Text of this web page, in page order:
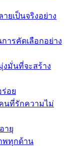
ยเป็นจริงอย่าง
ารคัดเลือกอย่าง
มุ่งมั่นที่จะสร้าง
อย
นที่รักความไม่
ายุ
พทุกด้าน